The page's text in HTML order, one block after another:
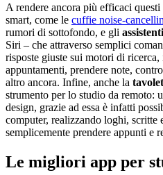
A rendere ancora più efficaci
smart, come le cuffie noise-
rumori di sottofondo, e gli
Siri – che attraverso semplici
risposte giuste sui motori di ricerca,
appuntamenti, prendere note,
altro ancora. Infine, anche la
strumento per lo studio da remoto:
design, grazie ad essa è infatti
computer, realizzando loghi, scritte
semplicemente prendere appunti e
Le migliori app per